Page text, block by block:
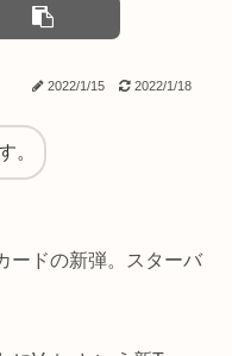
2022/1/15 2022/1/18
。
ードの新弾。スターバ